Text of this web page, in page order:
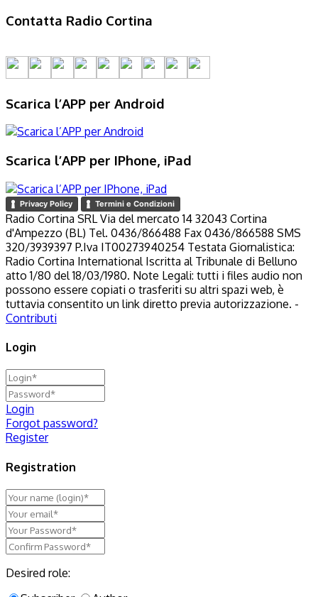
Contatta Radio Cortina
Scarica l’APP per Android
Scarica l’APP per IPhone, iPad
Privacy Policy Termini e Condizioni
Radio Cortina SRL Via del mercato 14 32043 Cortina
d'Ampezzo (BL) Tel. 0436/866488 Fax 0436/866588 SMS
320/3939397 P.Iva IT00273940254 Testata Giornalistica:
Radio Cortina International Iscritta al Tribunale di Belluno
atto 1/80 del 18/03/1980. Note Legali: tutti i files audio non
possono essere copiati o trasferiti su altri spazi web, è
tuttavia consentito un link diretto previa autorizzazione. -
Contributi
Login
Login
Forgot password?
Register
Registration
Desired role: